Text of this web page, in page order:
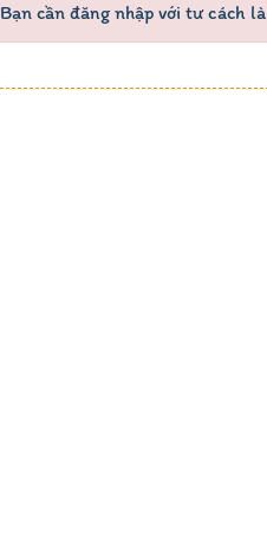
Bạn cần đăng nhập với tư cách là